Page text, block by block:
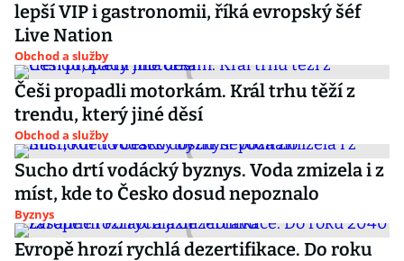
lepší VIP i gastronomii, říká evropský šéf
Live Nation
Obchod a služby
Češi propadli motorkám. Král trhu těží z
trendu, který jiné děsí
Obchod a služby
Sucho drtí vodácký byznys. Voda zmizela i z
míst, kde to Česko dosud nepoznalo
Byznys
Evropě hrozí rychlá dezertifikace. Do roku